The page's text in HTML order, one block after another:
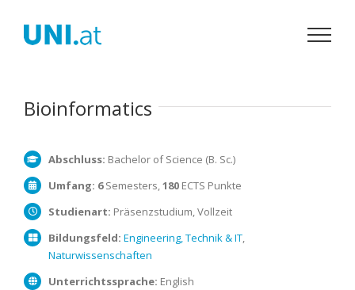
Inhalt
springen
Bioinformatics
Abschluss: Bachelor of Science (B. Sc.)
Umfang: 6Semesters,180 ECTS Punkte
Studienart: Präsenzstudium, Vollzeit
Bildungsfeld: Engineering, Technik & IT,
Naturwissenschaften
Unterrichtssprache: English